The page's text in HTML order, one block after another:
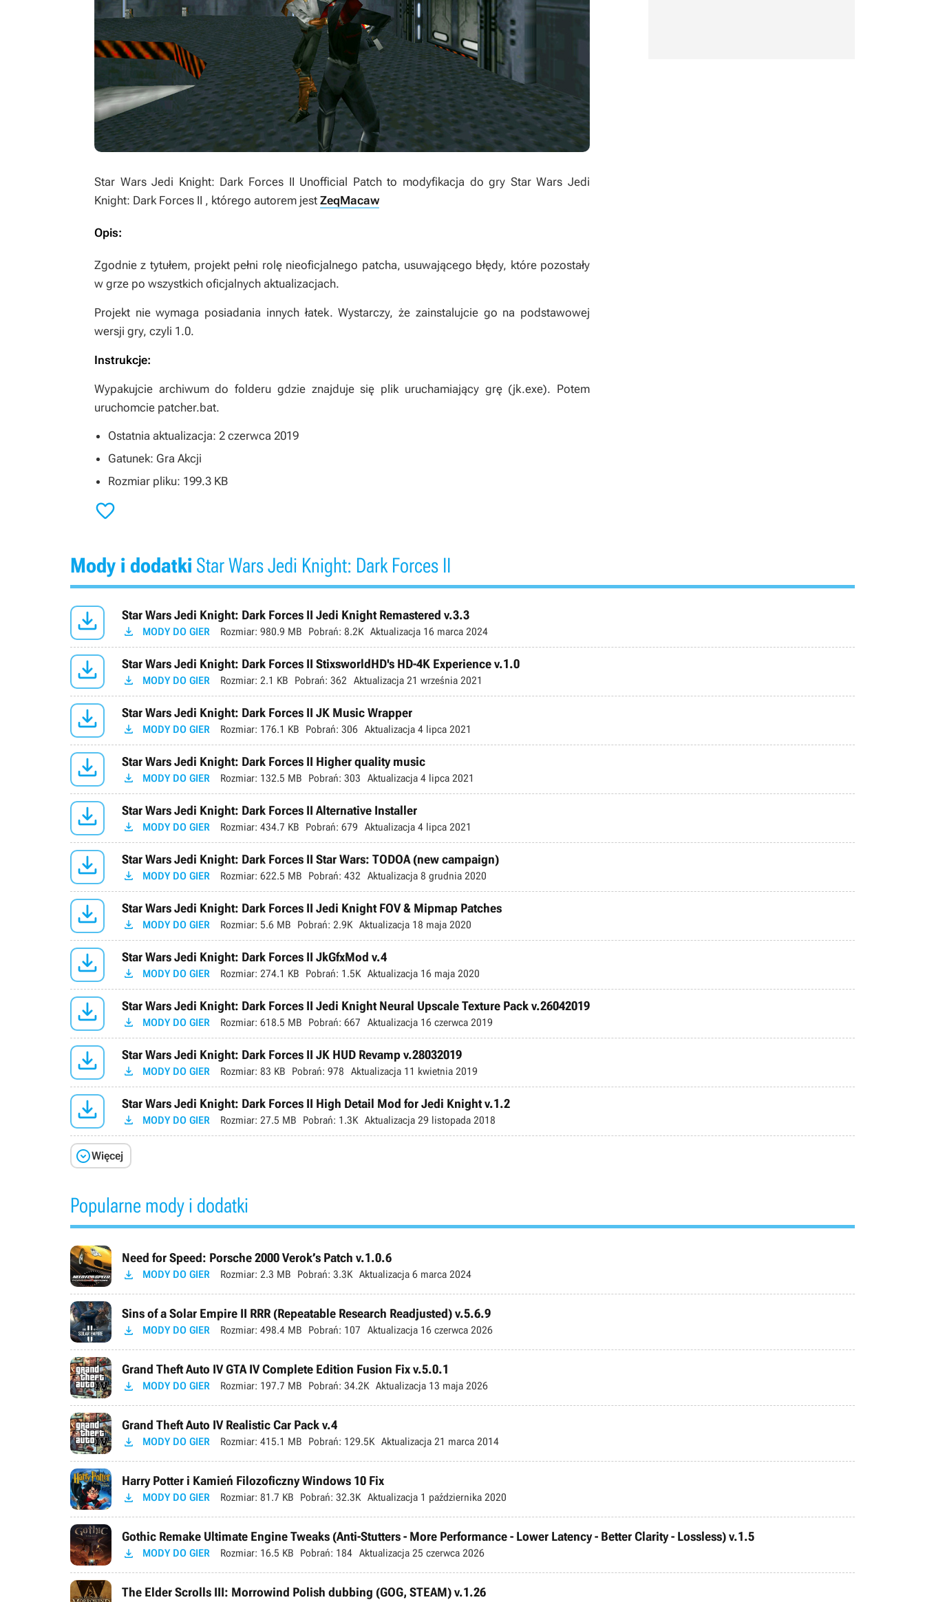
Star Wars Jedi Knight: Dark Forces II Unofficial Patchto modyfikacja do gry Star Wars Jedi
Knight: Dark Forces II , którego autorem jest ZeqMacaw
Opis:
Zgodnie z tytułem, projekt pełni rolę nieoficjalnego patcha, usuwającego błędy, które pozostały
w grze po wszystkich oficjalnych aktualizacjach.
Projekt nie wymaga posiadania innych łatek. Wystarczy, że zainstalujcie go na podstawowej
wersji gry, czyli 1.0.
Instrukcje:
Wypakujcie archiwum do folderu gdzie znajduje się plik uruchamiający grę (jk.exe). Potem
uruchomcie patcher.bat.
Ostatnia aktualizacja: 2 czerwca 2019
Gatunek: Gra Akcji
Rozmiar pliku: 199.3 KB

Mody i dodatki Star Wars Jedi Knight: Dark Forces II
 Star Wars Jedi Knight: Dark Forces II Jedi Knight Remastered v.3.3
 MODY DO GIER Rozmiar: 980.9 MB Pobrań: 8.2K Aktualizacja 16 marca 2024
 Star Wars Jedi Knight: Dark Forces II StixsworldHD's HD-4K Experience v.1.0
 MODY DO GIER Rozmiar: 2.1 KB Pobrań: 362 Aktualizacja 21 września 2021
 Star Wars Jedi Knight: Dark Forces II JK Music Wrapper
 MODY DO GIER Rozmiar: 176.1 KB Pobrań: 306 Aktualizacja 4 lipca 2021
 Star Wars Jedi Knight: Dark Forces II Higher quality music
 MODY DO GIER Rozmiar: 132.5 MB Pobrań: 303 Aktualizacja 4 lipca 2021
 Star Wars Jedi Knight: Dark Forces II Alternative Installer
 MODY DO GIER Rozmiar: 434.7 KB Pobrań: 679 Aktualizacja 4 lipca 2021
 Star Wars Jedi Knight: Dark Forces II Star Wars: TODOA (new campaign)
 MODY DO GIER Rozmiar: 622.5 MB Pobrań: 432 Aktualizacja 8 grudnia 2020
 Star Wars Jedi Knight: Dark Forces II Jedi Knight FOV & Mipmap Patches
 MODY DO GIER Rozmiar: 5.6 MB Pobrań: 2.9K Aktualizacja 18 maja 2020
 Star Wars Jedi Knight: Dark Forces II JkGfxMod v.4
 MODY DO GIER Rozmiar: 274.1 KB Pobrań: 1.5K Aktualizacja 16 maja 2020
 Star Wars Jedi Knight: Dark Forces II Jedi Knight Neural Upscale Texture Pack v.26042019
 MODY DO GIER Rozmiar: 618.5 MB Pobrań: 667 Aktualizacja 16 czerwca 2019
 Star Wars Jedi Knight: Dark Forces II JK HUD Revamp v.28032019
 MODY DO GIER Rozmiar: 83 KB Pobrań: 978 Aktualizacja 11 kwietnia 2019
 Star Wars Jedi Knight: Dark Forces II High Detail Mod for Jedi Knight v.1.2
 MODY DO GIER Rozmiar: 27.5 MB Pobrań: 1.3K Aktualizacja 29 listopada 2018
Więcej
Popularne mody i dodatki
Need for Speed: Porsche 2000 Verok’s Patch v.1.0.6
 MODY DO GIER Rozmiar: 2.3 MB Pobrań: 3.3K Aktualizacja 6 marca 2024
Sins of a Solar Empire II RRR (Repeatable Research Readjusted) v.5.6.9
 MODY DO GIER Rozmiar: 498.4 MB Pobrań: 107 Aktualizacja 16 czerwca 2026
Grand Theft Auto IV GTA IV Complete Edition Fusion Fix v.5.0.1
 MODY DO GIER Rozmiar: 197.7 MB Pobrań: 34.2K Aktualizacja 13 maja 2026
Grand Theft Auto IV Realistic Car Pack v.4
 MODY DO GIER Rozmiar: 415.1 MB Pobrań: 129.5K Aktualizacja 21 marca 2014
Harry Potter i Kamień Filozoficzny Windows 10 Fix
 MODY DO GIER Rozmiar: 81.7 KB Pobrań: 32.3K Aktualizacja 1 października 2020
Gothic Remake Ultimate Engine Tweaks (Anti-Stutters - More Performance - Lower Latency - Better Clarity - Lossless) v.1.5
 MODY DO GIER Rozmiar: 16.5 KB Pobrań: 184 Aktualizacja 25 czerwca 2026
The Elder Scrolls III: Morrowind Polish dubbing (GOG, STEAM) v.1.26